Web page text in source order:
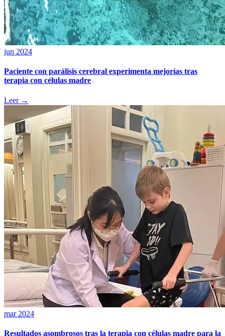
jun 2024
Paciente con parálisis cerebral experimenta mejorías tras
terapia con células madre
Leer →
mar 2024
Resultados asombrosos tras la terapia con células madre para la